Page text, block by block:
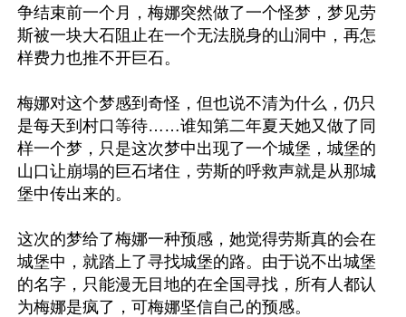
争结束前一个月，梅娜突然做了一个怪梦，梦见劳
斯被一块大石阻止在一个无法脱身的山洞中，再怎
样费力也推不开巨石。
梅娜对这个梦感到奇怪，但也说不清为什么，仍只
是每天到村口等待……谁知第二年夏天她又做了同
样一个梦，只是这次梦中出现了一个城堡，城堡的
山口让崩塌的巨石堵住，劳斯的呼救声就是从那城
堡中传出来的。
这次的梦给了梅娜一种预感，她觉得劳斯真的会在
城堡中，就踏上了寻找城堡的路。由于说不出城堡
的名字，只能漫无目地的在全国寻找，所有人都认
为梅娜是疯了，可梅娜坚信自己的预感。